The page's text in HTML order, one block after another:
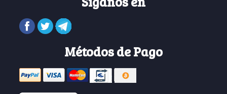
Métodos de Pago